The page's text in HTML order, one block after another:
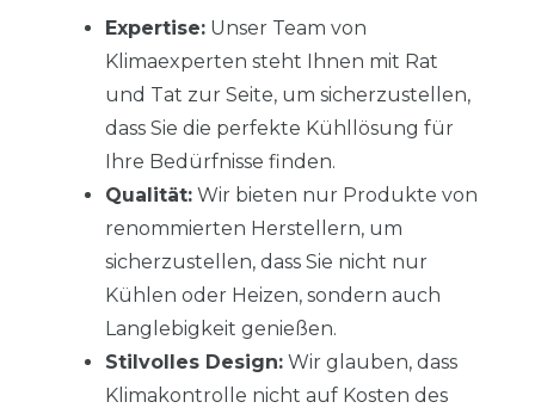
Expertise: Unser Team von
Klimaexperten steht Ihnen mit Rat
und Tat zur Seite, um sicherzustellen,
dass Sie die perfekte Kühllösung für
Ihre Bedürfnisse finden.
Qualität: Wir bieten nur Produkte von
renommierten Herstellern, um
sicherzustellen, dass Sie nicht nur
Kühlen oder Heizen, sondern auch
Langlebigkeit genießen.
Stilvolles Design: Wir glauben, dass
Klimakontrolle nicht auf Kosten des